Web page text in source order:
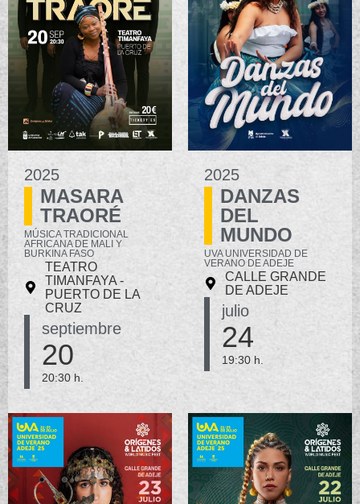
2025
MASARA
TRAORÉ
MÚSICA TRADICIONAL
AFRICANA DE MALI Y
BURKINA FASO
TEATRO
TIMANFAYA -
PUERTO DE LA
CRUZ
septiembre
20
20:30 h.
2025
DANZAS
DEL
MUNDO
UVA UNIVERSIDAD DE
VERANO DE ADEJE
CALLE GRANDE
DE ADEJE
julio
24
19:30 h.